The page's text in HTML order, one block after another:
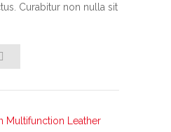
Curabitur non nulla sit